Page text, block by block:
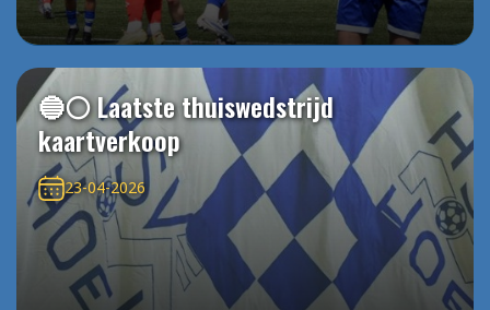
🔵⚪️ Laatste thuiswedstrijd
kaartverkoop
23-04-2026